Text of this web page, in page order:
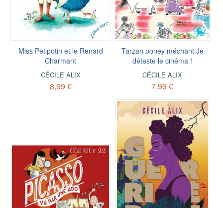
Miss Petipotin et le Renard
Charmant
CÉCILE ALIX
8,99 €
Tarzan poney méchant Je
déteste le cinéma !
CÉCILE ALIX
7,99 €